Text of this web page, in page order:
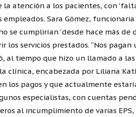
la atención a los pacientes, con
empleados. Sara Gómez,
se cumplirían 'desde hace más de
los servicios prestados. “Nos
al tiempo que hizo un llamado a
clínica, encabezada por Liliana
los pagos y que actualmente
especialistas, con cuentas
al incumplimiento de varias